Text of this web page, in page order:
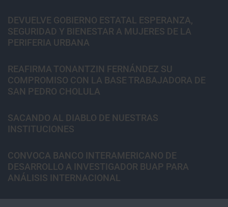
DEVUELVE GOBIERNO ESTATAL ESPERANZA,
SEGURIDAD Y BIENESTAR A MUJERES DE LA
PERIFERIA URBANA
REAFIRMA TONANTZIN FERNÁNDEZ SU
COMPROMISO CON LA BASE TRABAJADORA DE
SAN PEDRO CHOLULA
SACANDO AL DIABLO DE NUESTRAS
INSTITUCIONES
CONVOCA BANCO INTERAMERICANO DE
DESARROLLO A INVESTIGADOR BUAP PARA
ANÁLISIS INTERNACIONAL